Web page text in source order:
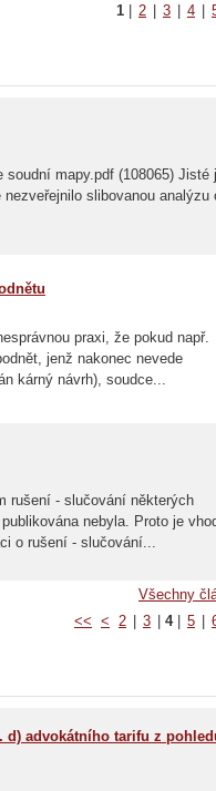
1 2 3 4
mapy.pdf (108065) Jisté
slibovanou analýzu
praxi, že pokud např.
jenž nakonec nevede
kárný návrh), soudce...
rušení - slučování některých
nebyla. Proto je
o rušení - slučování...
Všechny
<< < 2 3 4 5
d) advokátního tarifu z